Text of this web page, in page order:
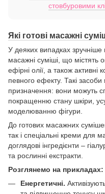
стовбуровими
Які готові масажні
У деяких випадках зручніше
масажні суміші, що містять
ефірні олії, а також
певного ефекту. Такі
призначення: вони можуть
покращенню стану шкіри,
моделюванню фігури.
До готових масажних
так і спеціальні креми для
доглядові інгредієнти –
та рослинні екстракти.
Розглянемо на прикладах:
Енергетичні.